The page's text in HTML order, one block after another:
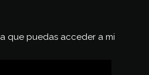
que puedas acceder a mi